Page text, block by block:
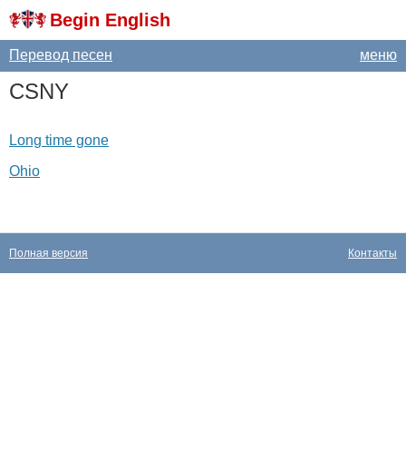
Begin English
меню
Перевод песен
CSNY
Long time gone
Ohio
Контакты
Полная версия